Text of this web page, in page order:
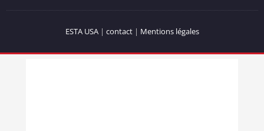
ESTA USA| contact| Mentions légales